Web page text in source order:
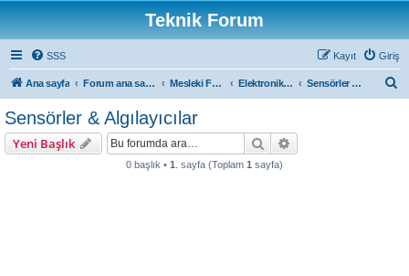
Teknik Forum
SSS Giriş
Kayıt
Ana sayfa Forum ana sayfa Mesleki Forumlar Elektronik Forum Sensörler & Algılayıcılar
Sensörler & Algılayıcılar
Yeni Başlık Ara
0 başlık • 1 . sayfa (Toplam 1 sayfa)